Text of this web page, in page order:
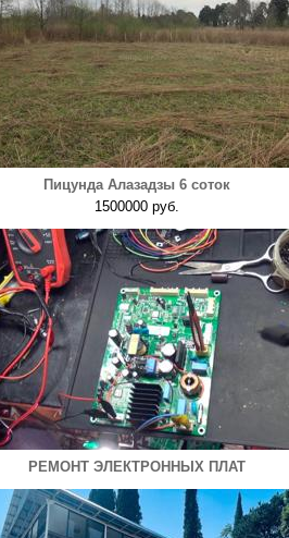
Пицунда Алазадзы 6 соток
1500000 руб.
РЕМОНТ ЭЛЕКТРОННЫХ ПЛАТ